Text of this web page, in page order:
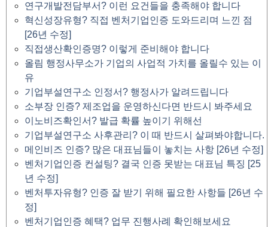
연구개발전담부서? 이런 요건들을 충족해야 합니다
혁신성장유형? 직접 벤처기업인증 도와드리며 느낀 점
[26년 수정]
직접생산확인증명? 이렇게 준비해야 합니다
올림 행정사무소가 기업의 사업적 가치를 올릴수 있는 이
유
기업부설연구소 인정서? 행정사가 알려드립니다
소부장 인증? 제조업을 운영하신다면 반드시 봐주세요
이노비즈확인서? 발급 확률 높이기 위해선
기업부설연구소 사후관리? 이 때 반드시 살펴봐야합니다.
메인비즈 인증? 많은 대표님들이 놓치는 사항 [26년 수정]
벤처기업인증 컨설팅? 결국 인증 못받는 대표님 특징 [25
년 수정]
벤처투자유형? 인증 잘 받기 위해 필요한 사항들 [26년 수
정]
벤처기업인증 혜택? 업무 진행사례 확인해보세요